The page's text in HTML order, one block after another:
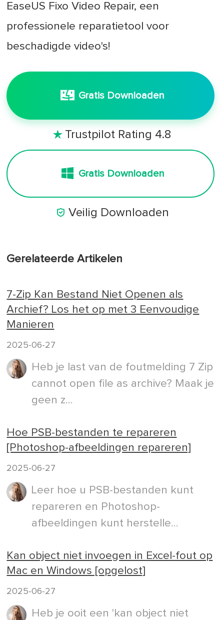
EaseUS Fixo Video Repair, een
professionele reparatietool voor
beschadigde video's!
Gratis Downloaden
 Trustpilot Rating 4.8
Gratis Downloaden
 Veilig Downloaden
Gerelateerde Artikelen
7-Zip Kan Bestand Niet Openen als
Archief? Los het op met 3 Eenvoudige
Manieren
2025-06-27
Heb je last van de foutmelding 7 Zip
cannot open file as archive? Maak je
geen z...
Hoe PSB-bestanden te repareren
[Photoshop-afbeeldingen repareren]
2025-06-27
Leer hoe u PSB-bestanden kunt
repareren en Photoshop-
afbeeldingen kunt herstelle...
Kan object niet invoegen in Excel-fout op
Mac en Windows [opgelost]
2025-06-27
Heb je ooit een 'kan object niet